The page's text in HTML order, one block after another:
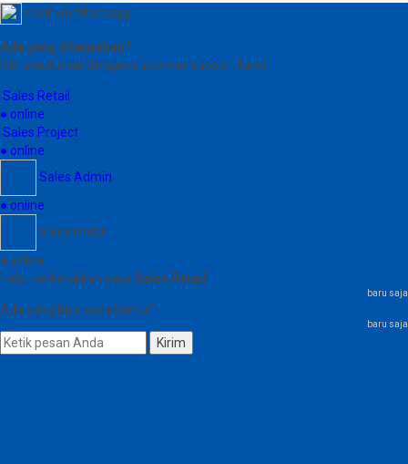
Chat via Whatsapp
Ada yang ditanyakan?
Klik untuk chat dengan customer support kami
Sales Retail
● online
Sales Project
● online
Sales Admin
● online
Sales Retail
● online
Halo, perkenalkan saya Sales Retail
baru saja
Ada yang bisa saya bantu?
baru saja
Kirim